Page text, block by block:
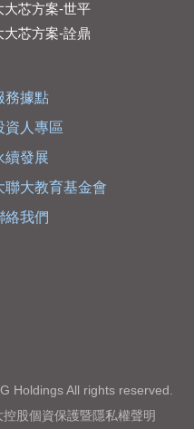
大芯方案-世平
大芯方案-詮鼎
務據點
資人專區
續發展
聯大教育基金會
絡我們
Holdings All rights reserved.
控股個資保護暨隱私權聲明